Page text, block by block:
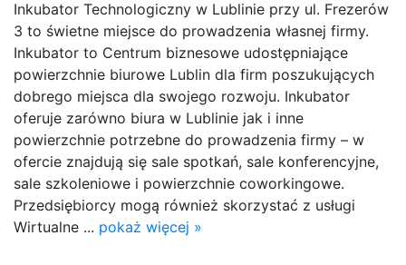
Inkubator Technologiczny w Lublinie przy ul. Frezerów
3 to świetne miejsce do prowadzenia własnej firmy.
Inkubator to Centrum biznesowe udostępniające
powierzchnie biurowe Lublin dla firm poszukujących
dobrego miejsca dla swojego rozwoju. Inkubator
oferuje zarówno biura w Lublinie jak i inne
powierzchnie potrzebne do prowadzenia firmy – w
ofercie znajdują się sale spotkań, sale konferencyjne,
sale szkoleniowe i powierzchnie coworkingowe.
Przedsiębiorcy mogą również skorzystać z usługi
Wirtualne ... pokaż więcej »